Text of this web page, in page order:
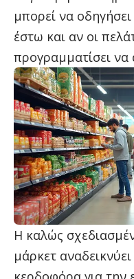
μπορεί να
έστω και αν οι
προγραμματίσει
Η καλώς
μάρκετ